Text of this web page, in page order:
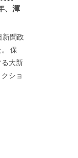
、渾
新聞政
保
大新
ショ